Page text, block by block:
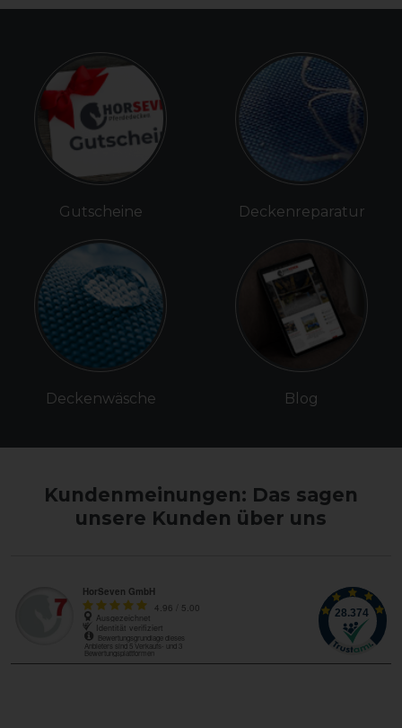
Gutscheine
Deckenwäsche
Deckenreparatur
Blog
Kundenmeinungen: Das sagen
unsere Kunden über uns